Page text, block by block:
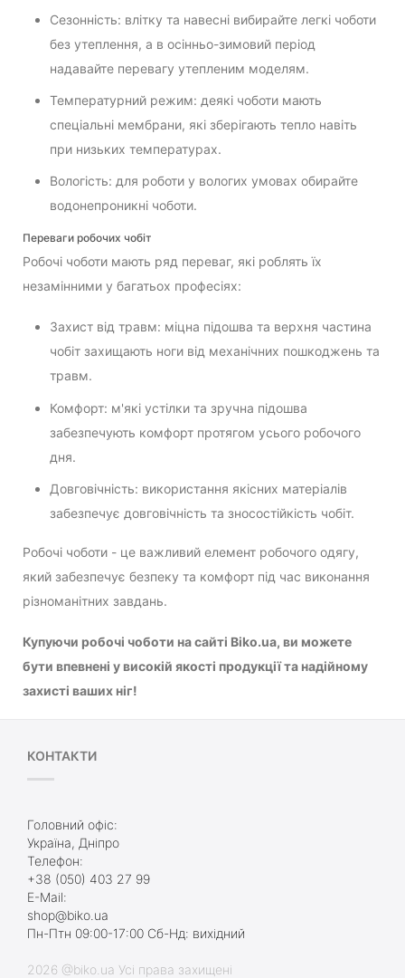
Сезонність: влітку та навесні вибирайте легкі чоботи
без утеплення, а в осінньо-зимовий період
надавайте перевагу утепленим моделям.
Температурний режим: деякі чоботи мають
спеціальні мембрани, які зберігають тепло навіть
при низьких температурах.
Вологість: для роботи у вологих умовах обирайте
водонепроникні чоботи.
Переваги робочих чобіт
Робочі чоботи мають ряд переваг, які роблять їх
незамінними у багатьох професіях:
Захист від травм: міцна підошва та верхня частина
чобіт захищають ноги від механічних пошкоджень та
травм.
Комфорт: м'які устілки та зручна підошва
забезпечують комфорт протягом усього робочого
дня.
Довговічність: використання якісних матеріалів
забезпечує довговічність та зносостійкість чобіт.
Робочі чоботи - це важливий елемент робочого одягу,
який забезпечує безпеку та комфорт під час виконання
різноманітних завдань.
Купуючи робочі чоботи на сайті Biko.ua, ви можете
бути впевнені у високій якості продукції та надійному
захисті ваших ніг!
КОНТАКТИ
Головний офіс:
Україна, Дніпро
Телефон:
+38 (050) 403 27 99
E-Mail:
shop@biko.ua
Пн-Птн 09:00-17:00 Сб-Нд: вихідний
2026 @biko.ua Усі права захищені